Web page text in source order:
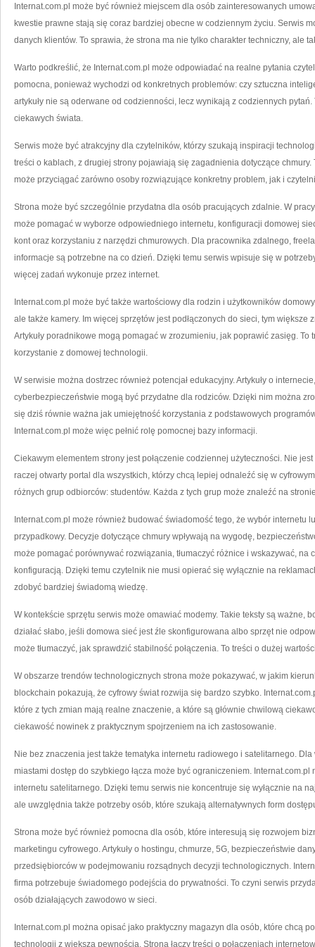
Internat.com.pl może być również miejscem dla osób zainteresowanych
kwestie prawne stają się coraz bardziej obecne w codziennym życiu. Serwis
danych klientów. To sprawia, że strona ma nie tylko charakter techniczny, ale
Warto podkreślić, że Internat.com.pl może odpowiadać na realne pytania
pomocna, ponieważ wychodzi od konkretnych problemów: czy sztuczna
artykuły nie są oderwane od codzienności, lecz wynikają z codziennych
ciekawych świata.
Serwis może być atrakcyjny dla czytelników, którzy szukają inspiracji
treści o kablach, z drugiej strony pojawiają się zagadnienia dotyczące
może przyciągać zarówno osoby rozwiązujące konkretny problem, jak i
Strona może być szczególnie przydatna dla osób pracujących zdalnie. W
może pomagać w wyborze odpowiedniego internetu, konfiguracji domowej
kont oraz korzystaniu z narzędzi chmurowych. Dla pracownika zdalnego,
informacje są potrzebne na co dzień. Dzięki temu serwis wpisuje się w
więcej zadań wykonuje przez internet.
Internat.com.pl może być także wartościowy dla rodzin i użytkowników
ale także kamery. Im więcej sprzętów jest podłączonych do sieci, tym większe
Artykuły poradnikowe mogą pomagać w zrozumieniu, jak poprawić zasięg. To
korzystanie z domowej technologii.
W serwisie można dostrzec również potencjał edukacyjny. Artykuły o
cyberbezpieczeństwie mogą być przydatne dla rodziców. Dzięki nim można
się dziś równie ważna jak umiejętność korzystania z podstawowych
Internat.com.pl może więc pełnić rolę pomocnej bazy informacji.
Ciekawym elementem strony jest połączenie codziennej użyteczności. Nie
raczej otwarty portal dla wszystkich, którzy chcą lepiej odnaleźć się w
różnych grup odbiorców: studentów. Każda z tych grup może znaleźć na
Internat.com.pl może również budować świadomość tego, że wybór internetu
przypadkowy. Decyzje dotyczące chmury wpływają na wygodę,
może pomagać porównywać rozwiązania, tłumaczyć różnice i wskazywać, na
konfiguracją. Dzięki temu czytelnik nie musi opierać się wyłącznie na
zdobyć bardziej świadomą wiedzę.
W kontekście sprzętu serwis może omawiać modemy. Takie teksty są ważne,
działać słabo, jeśli domowa sieć jest źle skonfigurowana albo sprzęt nie
może tłumaczyć, jak sprawdzić stabilność połączenia. To treści o dużej
W obszarze trendów technologicznych strona może pokazywać, w jakim
blockchain pokazują, że cyfrowy świat rozwija się bardzo szybko.
które z tych zmian mają realne znaczenie, a które są głównie chwilową
ciekawość nowinek z praktycznym spojrzeniem na ich zastosowanie.
Nie bez znaczenia jest także tematyka internetu radiowego i satelitarnego.
miastami dostęp do szybkiego łącza może być ograniczeniem.
internetu satelitarnego. Dzięki temu serwis nie koncentruje się wyłącznie na
ale uwzględnia także potrzeby osób, które szukają alternatywnych form
Strona może być również pomocna dla osób, które interesują się rozwojem
marketingu cyfrowego. Artykuły o hostingu, chmurze, 5G, bezpieczeństwie
przedsiębiorców w podejmowaniu rozsądnych decyzji technologicznych.
firma potrzebuje świadomego podejścia do prywatności. To czyni serwis
osób działających zawodowo w sieci.
Internat.com.pl można opisać jako praktyczny magazyn dla osób, które chcą
technologii z większą pewnością. Strona łączy treści o połączeniach